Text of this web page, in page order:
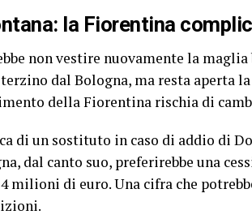
la Fiorentina
non vestire nuovamente la maglia
dal Bologna, ma resta aperta
della Fiorentina rischia di
di un sostituto in caso di addio di
dal canto suo, preferirebbe una
milioni di euro. Una cifra che